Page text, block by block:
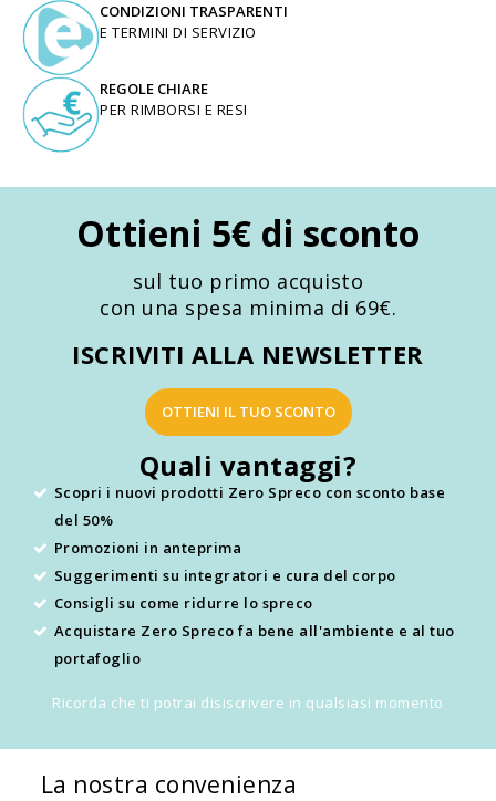
CONDIZIONI TRASPARENTI
E TERMINI DI SERVIZIO
REGOLE CHIARE
PER RIMBORSI E RESI
Ottieni 5€ di sconto
sul tuo primo acquisto
con una spesa minima di 69€.
ISCRIVITI ALLA NEWSLETTER
OTTIENI IL TUO SCONTO
Quali vantaggi?
Scopri i nuovi prodotti Zero Spreco con sconto base
del 50%
Promozioni in anteprima
Suggerimenti su integratori e cura del corpo
Consigli su come ridurre lo spreco
Acquistare Zero Spreco fa bene all'ambiente e al tuo
portafoglio
Ricorda che ti potrai disiscrivere in qualsiasi momento
La nostra convenienza